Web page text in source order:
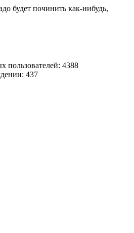
будет починить как-нибудь,
пользователей: 4388
437